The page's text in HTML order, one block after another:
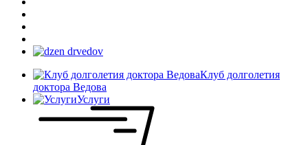
Клуб долголетия
доктора Ведова
Услуги